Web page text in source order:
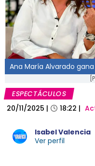
Ana María Alvarado
ESPECTÁCULOS
20/11/2025 | 18:22 |
Isabel Valencia
Ver perfil